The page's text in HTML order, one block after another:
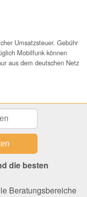
Umsatzsteuer. Gebühr
Mobilfunk können
aus dem deutschen Netz
die besten
Beratungsbereiche